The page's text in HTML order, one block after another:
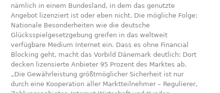
nämlich in einem Bundesland, in dem das genutzte
Angebot lizenziert ist oder eben nicht. Die mögliche Folge:
Nationale Besonderheiten wie die deutsche
Glücksspielgesetzgebung greifen in das weltweit
verfügbare Medium Internet ein. Dass es ohne Financial
Blocking geht, macht das Vorbild Dänemark deutlich: Dort
decken lizensierte Anbieter 95 Prozent des Marktes ab.
„Die Gewährleistung größtmöglicher Sicherheit ist nur
durch eine Kooperation aller Marktteilnehmer – Regulierer,